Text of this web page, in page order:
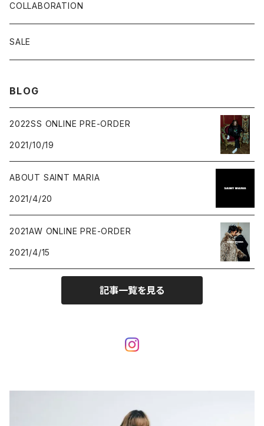
COLLABORATION
SALE
BLOG
2022SS ONLINE PRE-ORDER
2021/10/19
ABOUT SAINT MARIA
2021/4/20
2021AW ONLINE PRE-ORDER
2021/4/15
記事一覧を見る